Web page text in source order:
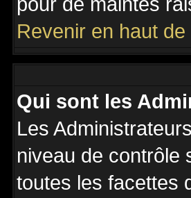
Revenir en haut de
Qui sont les
Les
niveau de contrôle
toutes les facettes